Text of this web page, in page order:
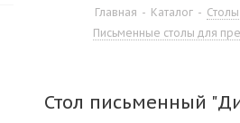
Главная - Каталог - Столы
Письменные столы для
Стол письменный